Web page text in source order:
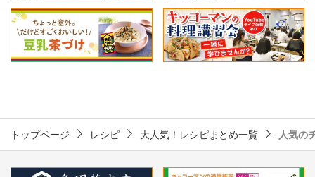
トップページ レシピ 大人気！レシピまとめ一覧 人気の